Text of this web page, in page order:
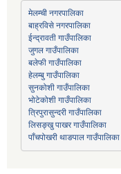
मेलम्ची नगरपालिका
बाह्रविसे नगरपालिका
ईन्द्रावती गाउँपालिका
जुगल गाउँपालिका
बलेफी गाउँपालिका
हेलम्बु गाउँपालिका
सुनकोशी गाउँपालिका
भोटेकोशी गाउँपालिका
त्रिपुरासुन्दरी गाउँपालिका
लिसङ्खु पाखर गाउँपालिका
पाँचपोखरी थाङपाल गाउँपालिका